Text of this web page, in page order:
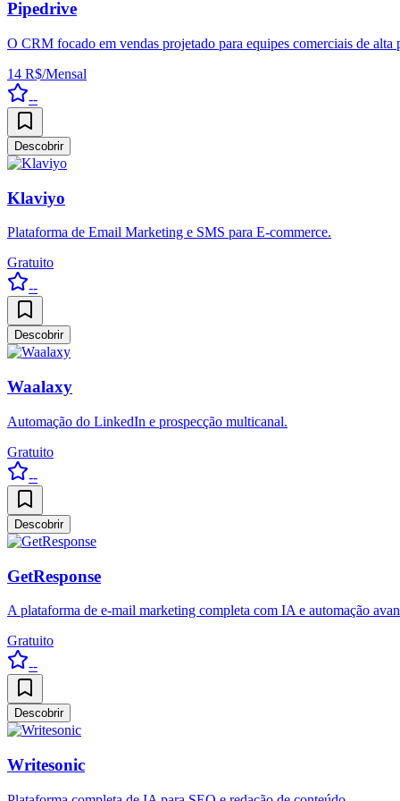
Pipedrive
O CRM focado em vendas projetado para equipes comerciais de alta
14 R$/Mensal
--
Descobrir
Klaviyo
Plataforma de Email Marketing e SMS para E-commerce.
Gratuito
--
Descobrir
Waalaxy
Automação do LinkedIn e prospecção multicanal.
Gratuito
--
Descobrir
GetResponse
A plataforma de e-mail marketing completa com IA e automação
Gratuito
--
Descobrir
Writesonic